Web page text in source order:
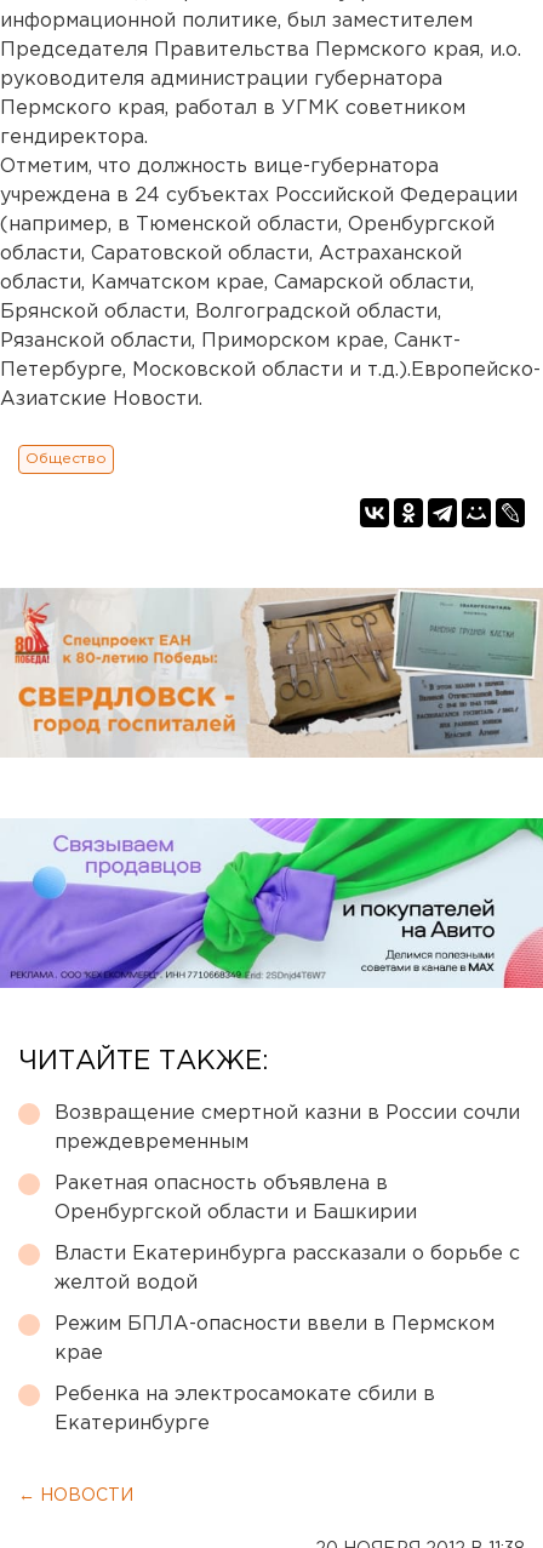
информационной политике, был заместителем
Председателя Правительства Пермского края, и.о.
руководителя администрации губернатора
Пермского края, работал в УГМК советником
гендиректора.
Отметим, что должность вице-губернатора
учреждена в 24 субъектах Российской Федерации
(например, в Тюменской области, Оренбургской
области, Саратовской области, Астраханской
области, Камчатском крае, Самарской области,
Брянской области, Волгоградской области,
Рязанской области, Приморском крае, Санкт-
Петербурге, Московской области и т.д.).Европейско-
Азиатские Новости.
Общество
ЧИТАЙТЕ ТАКЖЕ:
Возвращение смертной казни в России сочли
преждевременным
Ракетная опасность объявлена в
Оренбургской области и Башкирии
Власти Екатеринбурга рассказали о борьбе с
желтой водой
Режим БПЛА-опасности ввели в Пермском
крае
Ребенка на электросамокате сбили в
Екатеринбурге
← НОВОСТИ